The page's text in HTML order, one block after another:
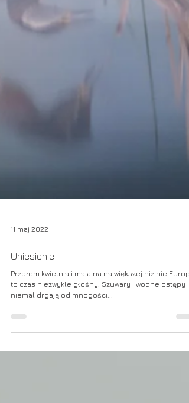
11 maj 2022
Uniesienie
Przełom kwietnia i maja na największej nizinie
niemal drgają od mnogości...